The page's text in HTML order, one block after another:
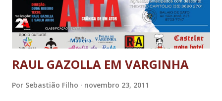
"evitando questionamentos sobre decoro parlamentar,
abuso de prerrogativas e percepção de vantagens ilí...
RAUL GAZOLLA EM VARGINHA
Por Sebastião Filho novembro 23, 2011